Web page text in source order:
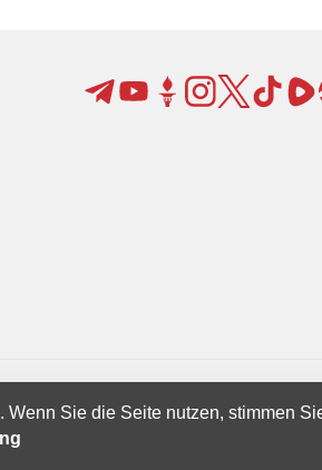
Ltd.
Sie die Seite nutzen, stimmen